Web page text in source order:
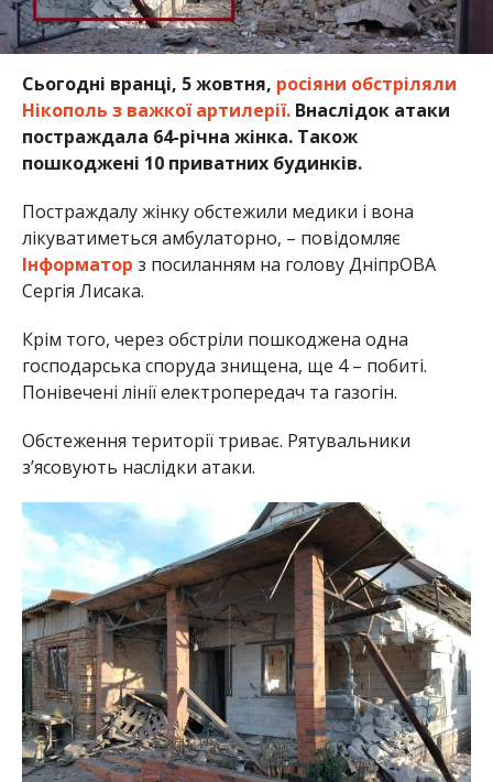
Сьогодні вранці, 5 жовтня, росіяни обстріляли
Нікополь з важкої артилерії.Внаслідок атаки
постраждала 64-річна жінка. Також
пошкоджені 10 приватних будинків.
Постраждалу жінку обстежили медики і вона
лікуватиметься амбулаторно, – повідомляє
Інформатор з посиланням на голову ДніпрОВА
Сергія Лисака.
Крім того, через обстріли пошкоджена одна
господарська споруда знищена, ще 4 – побиті.
Понівечені лінії електропередач та газогін.
Обстеження території триває. Рятувальники
з’ясовують наслідки атаки.